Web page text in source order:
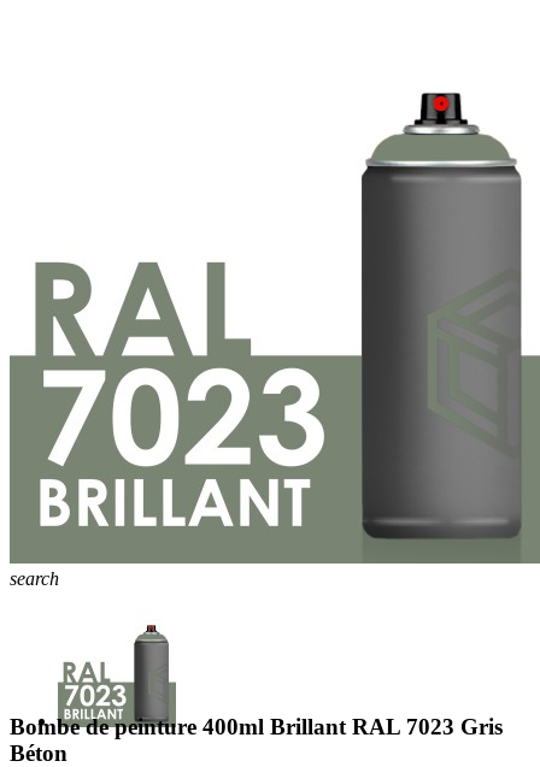
search
Bombe de peinture 400ml Brillant RAL 7023 Gris
Béton